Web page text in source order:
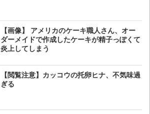
【画像】 アメリカのケーキ職人さん、オー
ダーメイドで作成したケーキが精子っぽくて
炎上してしまう
【閲覧注意】カッコウの托卵ヒナ、不気味過
ぎる
犬って普段何考えてるの？
ベーリング海のカニ漁「月